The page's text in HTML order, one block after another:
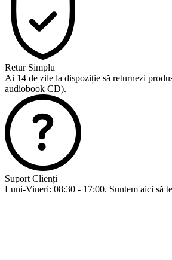
Retur Simplu
Ai 14 de zile la dispoziție să returnezi
audiobook CD).
Suport Clienți
Luni-Vineri: 08:30 - 17:00. Suntem aici să